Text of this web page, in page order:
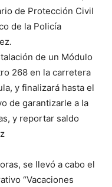
de Protección Civil
de la Policía
de un Módulo
268 en la carretera
y finalizará hasta el
de garantizarle a la
y reportar saldo
se llevó a cabo el
“Vacaciones